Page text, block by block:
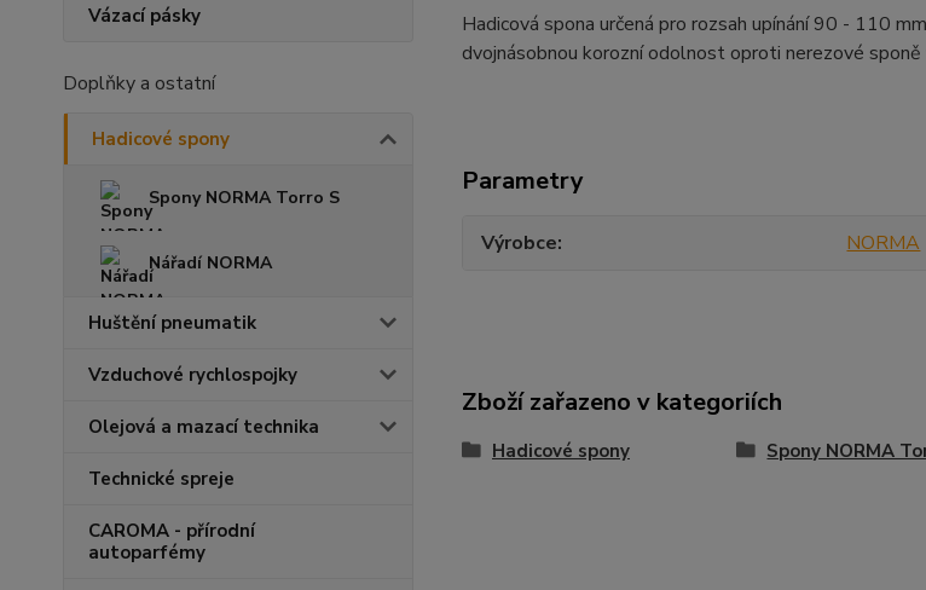
Vázací pásky
Doplňky a ostatní
Hadicové spony
Spony NORMA Torro S
Nářadí NORMA
Huštění pneumatik
Vzduchové rychlospojky
Olejová a mazací technika
Technické spreje
CAROMA - přírodní
autoparfémy
Hadicová spona určená pro rozsah upínání 90 - 110
dvojnásobnou korozní odolnost oproti nerezové
Parametry
Výrobce NORMA
Zboží zařazeno v kategoriích
Hadicové spony Spony NORMA